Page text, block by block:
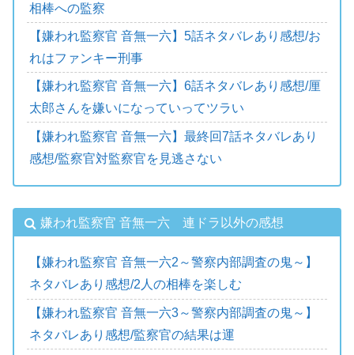
相棒への監察
【嫌われ監察官 音無一六】5話ネタバレあり感想/お
れはファンキー刑事
【嫌われ監察官 音無一六】6話ネタバレあり感想/厘
太郎さんを嫌いになっていってツラい
【嫌われ監察官 音無一六】最終回7話ネタバレあり
感想/監察官対監察官を見逃さない
嫌われ監察官 音無一六 連ドラ以外の感想
【嫌われ監察官 音無一六2～警察内部調査の鬼～】
ネタバレあり感想/2人の相棒を楽しむ
【嫌われ監察官 音無一六3～警察内部調査の鬼～】
ネタバレあり感想/監察官の結果は運